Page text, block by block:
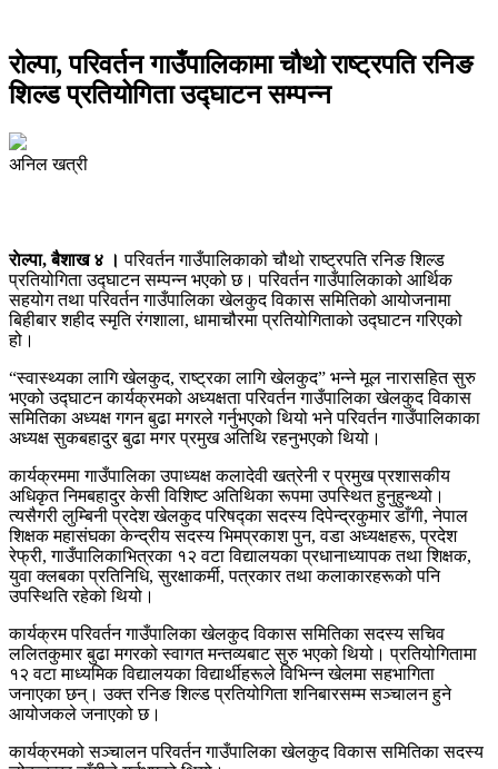
राेल्पा, परिवर्तन गाउँपालिकामा चौथो राष्ट्रपति रनिङ
शिल्ड प्रतियोगिता उद्घाटन सम्पन्न
अनिल खत्री
राेल्पा, बैशाख ४ । परिवर्तन गाउँपालिकाको चौथो राष्ट्रपति रनिङ शिल्ड
प्रतियोगिता उद्घाटन सम्पन्न भएको छ। परिवर्तन गाउँपालिकाको आर्थिक
सहयोग तथा परिवर्तन गाउँपालिका खेलकुद विकास समितिको आयोजनामा
बिहीबार शहीद स्मृति रंगशाला, धामाचौरमा प्रतियोगिताको उद्घाटन गरिएको
हो।
“स्वास्थ्यका लागि खेलकुद, राष्ट्रका लागि खेलकुद” भन्ने मूल नारासहित सुरु
भएको उद्घाटन कार्यक्रमको अध्यक्षता परिवर्तन गाउँपालिका खेलकुद विकास
समितिका अध्यक्ष गगन बुढा मगरले गर्नुभएको थियो भने परिवर्तन गाउँपालिकाका
अध्यक्ष सुकबहादुर बुढा मगर प्रमुख अतिथि रहनुभएको थियो।
कार्यक्रममा गाउँपालिका उपाध्यक्ष कलादेवी खत्रेनी र प्रमुख प्रशासकीय
अधिकृत निमबहादुर केसी विशिष्ट अतिथिका रूपमा उपस्थित हुनुहुन्थ्यो।
त्यसैगरी लुम्बिनी प्रदेश खेलकुद परिषद्का सदस्य दिपेन्द्रकुमार डाँगी, नेपाल
शिक्षक महासंघका केन्द्रीय सदस्य भिमप्रकाश पुन, वडा अध्यक्षहरू, प्रदेश
रेफ्री, गाउँपालिकाभित्रका १२ वटा विद्यालयका प्रधानाध्यापक तथा शिक्षक,
युवा क्लबका प्रतिनिधि, सुरक्षाकर्मी, पत्रकार तथा कलाकारहरूको पनि
उपस्थिति रहेको थियो।
कार्यक्रम परिवर्तन गाउँपालिका खेलकुद विकास समितिका सदस्य सचिव
ललितकुमार बुढा मगरको स्वागत मन्तव्यबाट सुरु भएको थियो। प्रतियोगितामा
१२ वटा माध्यमिक विद्यालयका विद्यार्थीहरूले विभिन्न खेलमा सहभागिता
जनाएका छन्। उक्त रनिङ शिल्ड प्रतियोगिता शनिबारसम्म सञ्चालन हुने
आयोजकले जनाएको छ।
कार्यक्रमको सञ्चालन परिवर्तन गाउँपालिका खेलकुद विकास समितिका सदस्य